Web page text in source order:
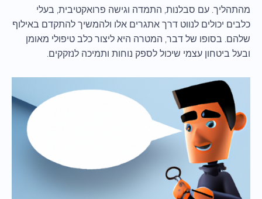
מהתהליך. עם סבלנות, התמדה וגישה פרואקטיבית, בעלי
כלבים יכולים לנווט דרך אתגרים אלו ולהמשיך להתקדם באילוף
שלהם. בסופו של דבר, המטרה היא ליצור כלב טיפולי מאומן
ובעל ביטחון עצמי שיכול לספק נוחות ותמיכה לנזקקים.